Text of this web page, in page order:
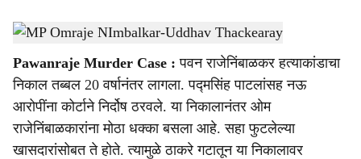
a
r
e
MP Omraje NImbalkar-Uddhav Thackearay- Sarkarnama
Pawanraje Murder Case : पवन राजेनिंबाळकर हत्याकांडाचा
निकाल तब्बल 20 वर्षानंतर लागला. पद्मसिंह पाटलांसह नऊ
आरोपींना कोर्टाने निर्दोष ठरवले. या निकालानंतर ओम
राजेनिंबाळकारांना मोठा धक्का बसला आहे. सहा फुटलेल्या
खासदारांसोबत ते होते. त्यामुळे ठाकरे गटातून या निकालावर